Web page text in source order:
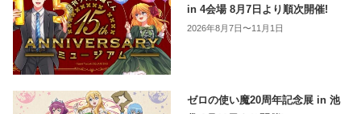
in 4会場 8月7日より順次開催!
2026年8月7日〜11月1日
ゼロの使い魔20周年記念展 in 池